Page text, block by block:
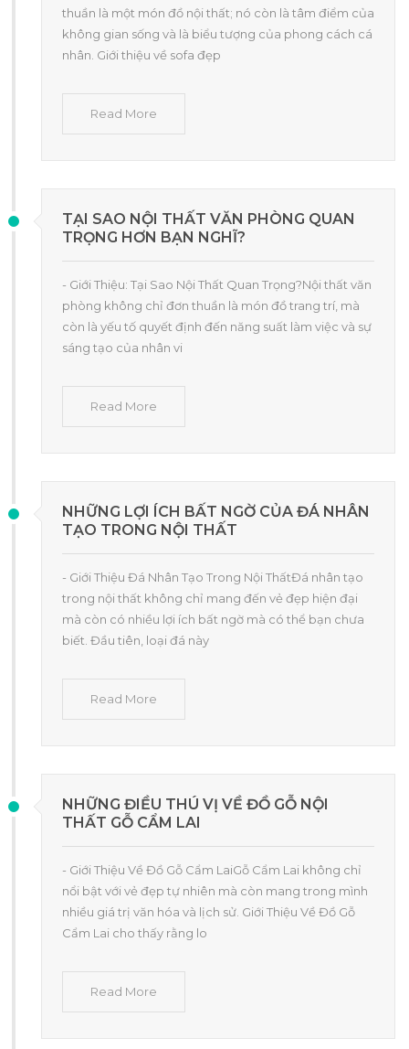
thuần là một món đồ nội thất; nó còn là tâm điểm của
không gian sống và là biểu tượng của phong cách cá
nhân. Giới thiệu về sofa đẹp
Read More
TẠI SAO NỘI THẤT VĂN PHÒNG QUAN
TRỌNG HƠN BẠN NGHĨ?
- Giới Thiệu: Tại Sao Nội Thất Quan Trọng?Nội thất văn
phòng không chỉ đơn thuần là món đồ trang trí, mà
còn là yếu tố quyết định đến năng suất làm việc và sự
sáng tạo của nhân vi
Read More
NHỮNG LỢI ÍCH BẤT NGỜ CỦA ĐÁ NHÂN
TẠO TRONG NỘI THẤT
- Giới Thiệu Đá Nhân Tạo Trong Nội ThấtĐá nhân tạo
trong nội thất không chỉ mang đến vẻ đẹp hiện đại
mà còn có nhiều lợi ích bất ngờ mà có thể bạn chưa
biết. Đầu tiên, loại đá này
Read More
NHỮNG ĐIỀU THÚ VỊ VỀ ĐỒ GỖ NỘI
THẤT GỖ CẨM LAI
- Giới Thiệu Về Đồ Gỗ Cẩm LaiGỗ Cẩm Lai không chỉ
nổi bật với vẻ đẹp tự nhiên mà còn mang trong mình
nhiều giá trị văn hóa và lịch sử. Giới Thiệu Về Đồ Gỗ
Cẩm Lai cho thấy rằng lo
Read More